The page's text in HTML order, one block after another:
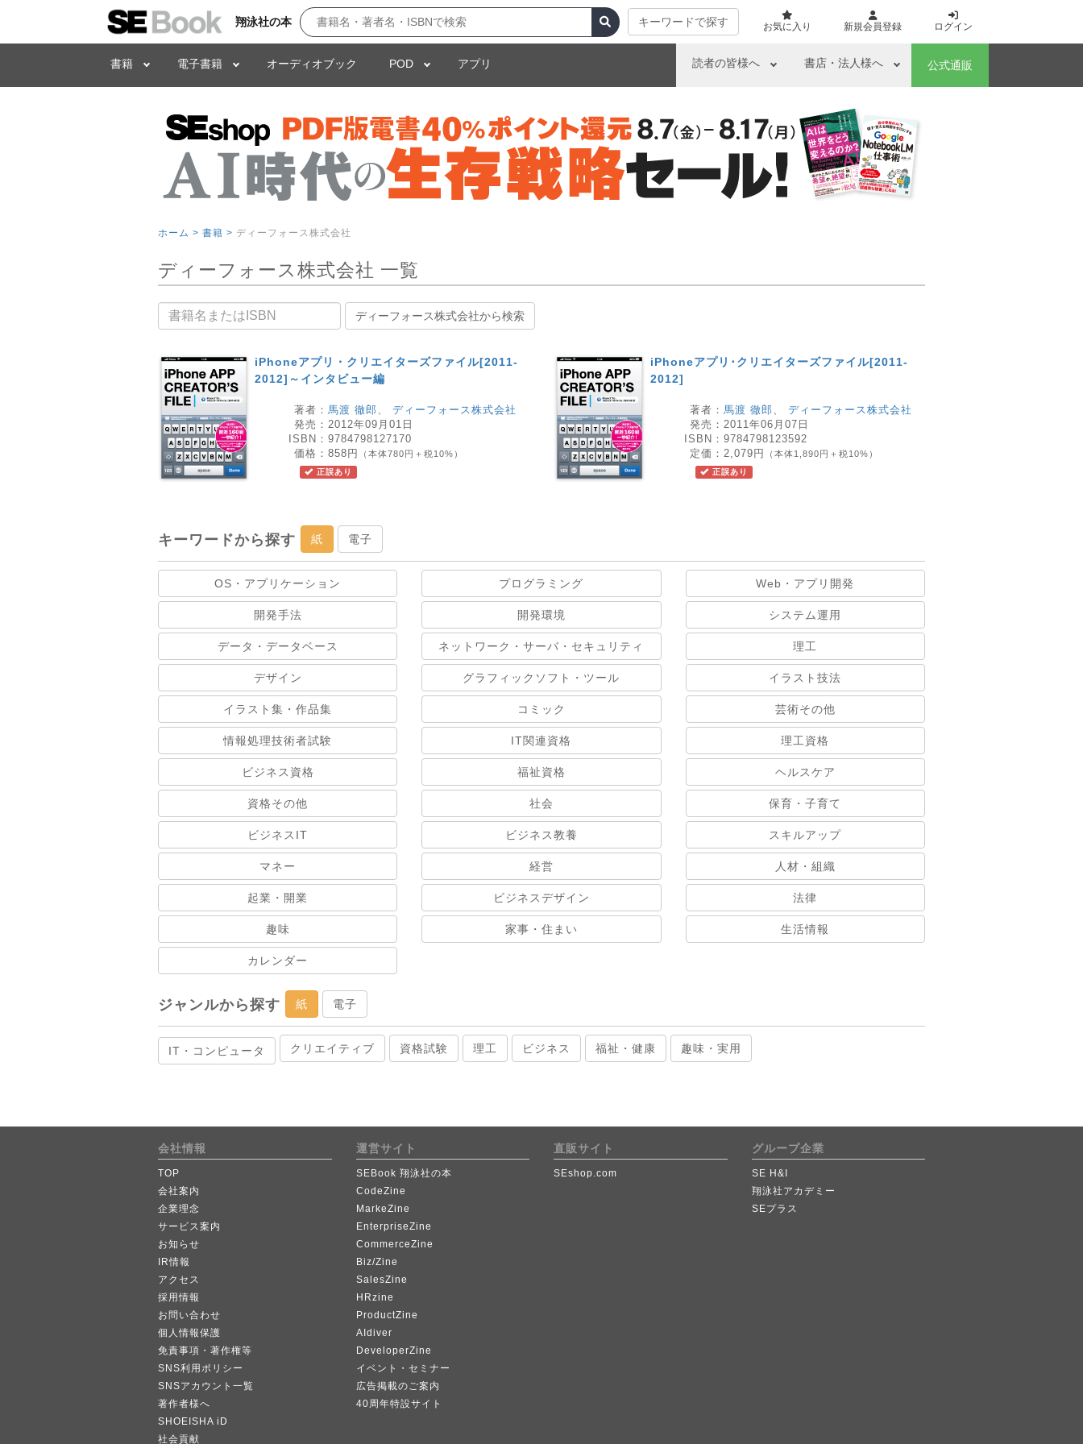
翔泳社の本 キーワードで探す お気に入り 新規会員登録 ログイン
書籍 電子書籍 オーディオブック POD アプリ 読者の皆様へ 書店・法人様へ 公式通販
ホーム > 書籍 > ディーフォース株式会社
ディーフォース株式会社 一覧
書籍名 ディーフォース株式会社から検索
iPhoneアプリ・クリエイターズファイル[2011-
2012]～インタビュー編
著者： 馬渡 徹郎 、 ディーフォース株式会社
発売： 2012年09月01日
ISBN： 9784798127170
価格： 858円 （本体780円＋税10%）
正誤あり
iPhoneアプリ･クリエイターズファイル[2011-
2012]
著者： 馬渡 徹郎 、 ディーフォース株式会社
発売： 2011年06月07日
ISBN： 9784798123592
定価： 2,079円 （本体1,890円＋税10%）
正誤あり
キーワードから探す 紙 電子
OS・アプリケーション プログラミング Web・アプリ開発
開発手法 開発環境 システム運用
データ・データベース ネットワーク・サーバ・セキュリティ 理工
デザイン グラフィックソフト・ツール イラスト技法
イラスト集・作品集 コミック 芸術その他
情報処理技術者試験 IT関連資格 理工資格
ビジネス資格 福祉資格 ヘルスケア
資格その他 社会 保育・子育て
ビジネスIT ビジネス教養 スキルアップ
マネー 経営 人材・組織
起業・開業 ビジネスデザイン 法律
趣味 家事・住まい 生活情報
カレンダー
ジャンルから探す 紙 電子
IT・コンピュータ クリエイティブ 資格試験 理工 ビジネス 福祉・健康 趣味・実用
会社情報
TOP
会社案内
企業理念
サービス案内
お知らせ
IR情報
アクセス
採用情報
お問い合わせ
個人情報保護
免責事項・著作権等
SNS利用ポリシー
SNSアカウント一覧
著作者様へ
SHOEISHA iD
社会貢献
運営サイト
SEBook 翔泳社の本
CodeZine
MarkeZine
EnterpriseZine
CommerceZine
Biz/Zine
SalesZine
HRzine
ProductZine
AIdiver
DeveloperZine
イベント・セミナー
広告掲載のご案内
40周年特設サイト
直販サイト
SEshop.com
グループ企業
SE H&I
翔泳社アカデミー
SEプラス